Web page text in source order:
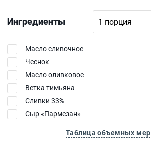
Ингредиенты
Масло сливочное
Чеснок
Масло оливковое
Ветка тимьяна
Сливки 33%
Сыр «Пармезан»‎
Таблица объемных мер